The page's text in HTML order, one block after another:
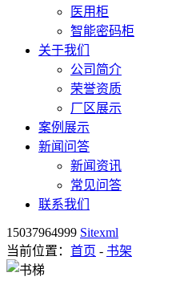
医用柜
智能密码柜
关于我们
公司简介
荣誉资质
厂区展示
案例展示
新闻问答
新闻资讯
常见问答
联系我们
15037964999 Sitexml
当前位置： 首页 - 书架